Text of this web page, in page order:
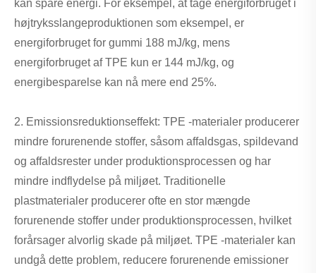
kan spare energi. For eksempel, at tage energiforbruget i
højtryksslangeproduktionen som eksempel, er
energiforbruget for gummi 188 mJ/kg, mens
energiforbruget af TPE kun er 144 mJ/kg, og
energibesparelse kan nå mere end 25%.
2. Emissionsreduktionseffekt: TPE -materialer producerer
mindre forurenende stoffer, såsom affaldsgas, spildevand
og affaldsrester under produktionsprocessen og har
mindre indflydelse på miljøet. Traditionelle
plastmaterialer producerer ofte en stor mængde
forurenende stoffer under produktionsprocessen, hvilket
forårsager alvorlig skade på miljøet. TPE -materialer kan
undgå dette problem, reducere forurenende emissioner